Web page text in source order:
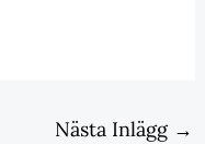
Nästa Inlägg →